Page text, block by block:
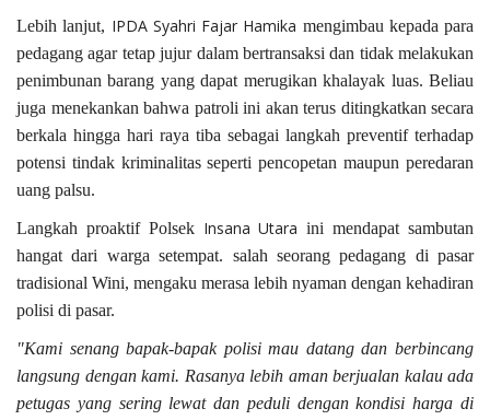
Lebih lanjut, IPDA Syahri Fajar Hamika mengimbau kepada para
pedagang agar tetap jujur dalam bertransaksi dan tidak melakukan
penimbunan barang yang dapat merugikan khalayak luas. Beliau
juga menekankan bahwa patroli ini akan terus ditingkatkan secara
berkala hingga hari raya tiba sebagai langkah preventif terhadap
potensi tindak kriminalitas seperti pencopetan maupun peredaran
uang palsu.
Langkah proaktif Polsek Insana Utara ini mendapat sambutan
hangat dari warga setempat. salah seorang pedagang di pasar
tradisional Wini, mengaku merasa lebih nyaman dengan kehadiran
polisi di pasar.
"Kami senang bapak-bapak polisi mau datang dan berbincang
langsung dengan kami. Rasanya lebih aman berjualan kalau ada
petugas yang sering lewat dan peduli dengan kondisi harga di